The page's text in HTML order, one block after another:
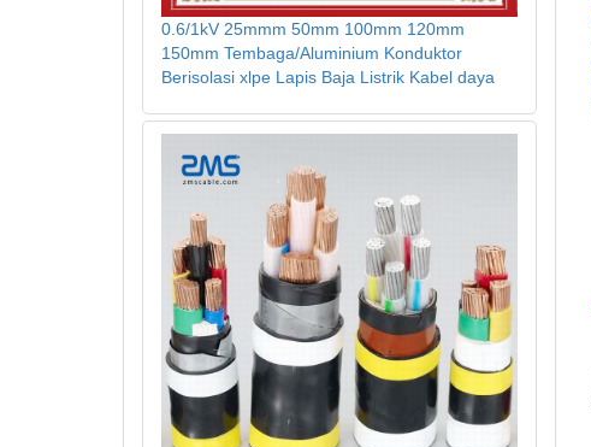
0.6/1kV 25mmm 50mm 100mm 120mm
150mm Tembaga/Aluminium Konduktor
Berisolasi xlpe Lapis Baja Listrik Kabel daya